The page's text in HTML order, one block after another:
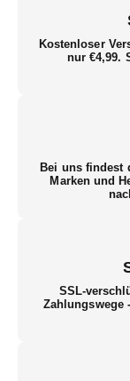
Kostenloser
nur €4,99.
Bei uns findest
Marken und
SSL-
Zahlungswege